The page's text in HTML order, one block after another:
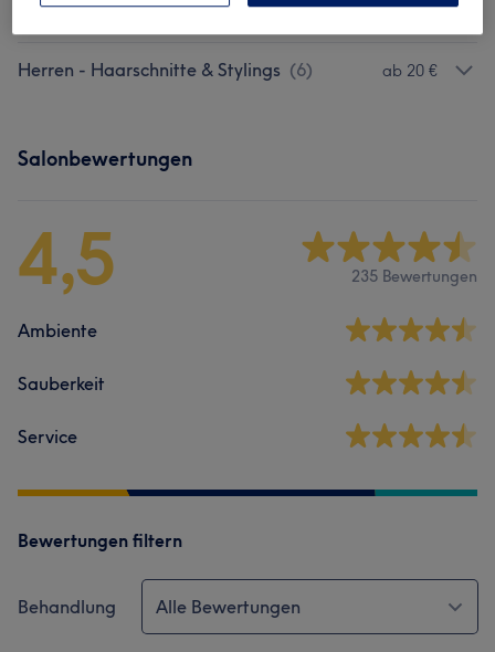
Herren - Haarschnitte & Stylings (6) ab 20 €
Salonbewertungen
4,5 235 Bewertungen
Ambiente
Sauberkeit
Service
Bewertungen filtern
Behandlung Alle Bewertungen